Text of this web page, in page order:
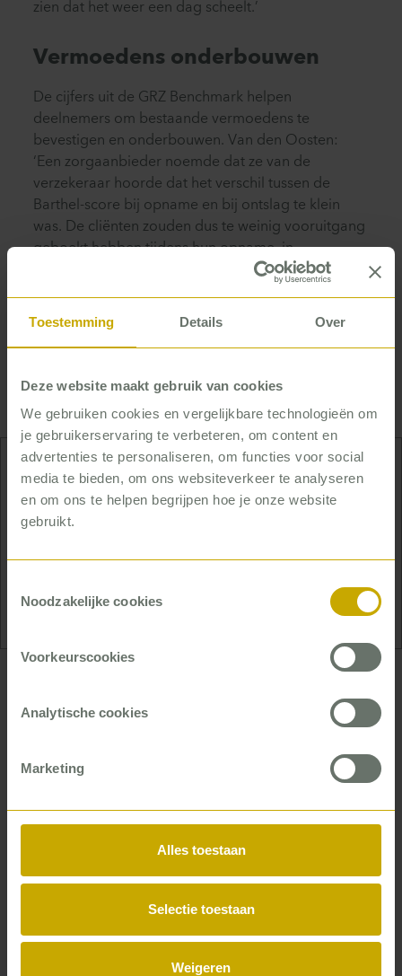
Toestemming Details Over
Deze website maakt gebruik van cookies
We gebruiken cookies en vergelijkbare technologieën om
je gebruikerservaring te verbeteren, om content en
advertenties te personaliseren, om functies voor social
media te bieden, om ons websiteverkeer te analyseren
en om ons te helpen begrijpen hoe je onze website
gebruikt.
Noodzakelijke cookies
Voorkeurscookies
Analytische cookies
Marketing
Alles toestaan
Selectie toestaan
Weigeren
zien dat het weer een dag scheelt.’
Vermoedens onderbouwen
De cijfers uit de GRZ Benchmark helpen
deelnemers om bestaande vermoedens te
bevestigen en onderbouwen. Van den Oosten:
‘Een zorgaanbieder noemde dat ze van de
verzekeraar hoorde dat het verschil tussen de
Barthel-score bij opname en bij ontslag te klein
was. De cliënten zouden dus te weinig vooruitgang
geboekt hebben tijdens hun opname, in
vergelijking met cliënten bij andere organisaties.
vooruitgang buiten de meting bleef. Dat heeft de
Uit de GRZ Benchmark halen organisaties wat
er beter kan, en via welke route. Dat laatste
Een deel van de data zouden organisaties zelf ook
‘Organisaties geven aan dat het hen aan de kennis
analyses te doen. Voor de P5COM GRZ Benchmark
gegevens aan te leveren. Dat is haalbaar. Net zoals
de weg naar verbetering. Uit de GRZ Benchmark
aansluitende gesprekken met P5COM. Zo hebben
ze concrete handvatten om mee aan de slag te